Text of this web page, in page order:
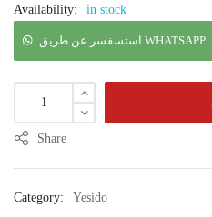
Availability: in stock
استسفسر عن طريق WHATSAPP
Share
Category: Yesido